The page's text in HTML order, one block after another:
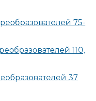
75-
110,
37